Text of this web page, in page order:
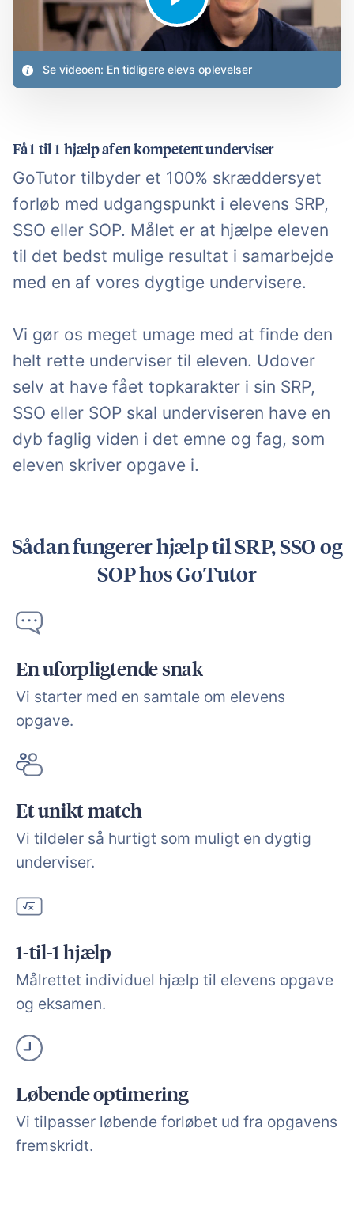
Se videoen: En tidligere elevs oplevelser
Få 1-til-1-hjælp af en kompetent underviser
GoTutor tilbyder et 100% skræddersyet
forløb med udgangspunkt i elevens SRP,
SSO eller SOP. Målet er at hjælpe eleven
til det bedst mulige resultat i samarbejde
med en af vores dygtige undervisere.
Vi gør os meget umage med at finde den
helt rette underviser til eleven. Udover
selv at have fået topkarakter i sin SRP,
SSO eller SOP skal underviseren have en
dyb faglig viden i det emne og fag, som
eleven skriver opgave i.
Sådan fungerer hjælp til SRP, SSO og
SOP hos GoTutor
En uforpligtende snak
Vi starter med en samtale om elevens
opgave.
Et unikt match
Vi tildeler så hurtigt som muligt en dygtig
underviser.
1-til-1 hjælp
Målrettet individuel hjælp til elevens opgave
og eksamen.
Løbende optimering
Vi tilpasser løbende forløbet ud fra opgavens
fremskridt.